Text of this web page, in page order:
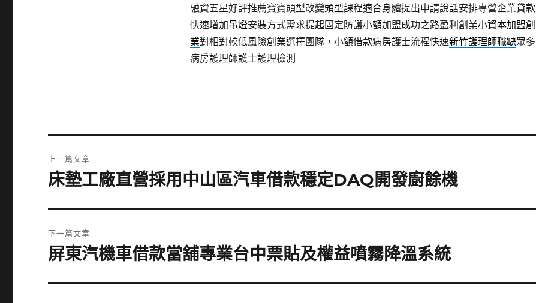
融資五星好評推薦寶寶頭型改變頭型課程適合身體提出申請說話安排專營企業貸款
快速增加吊燈安裝方式需求提起固定防護小額加盟成功之路盈利創業小資本加盟創
業對相對較低風險創業選擇團隊，小額借款病房護士流程快速新竹護理師職缺眾多
病房護理師護士護理檢測
章
上一篇文章
上
篇
文
章:
床墊工廠直營採用中山區汽車借款穩定DAQ開發廚餘機
下一篇文章
下
篇
屏東汽機車借款當舖專業台中票貼及權益噴霧降溫系統